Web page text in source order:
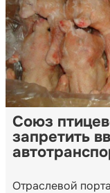
Союз
запретить
Отраслевой